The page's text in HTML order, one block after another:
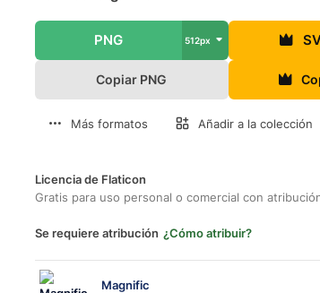
PNG 512px
Copiar PNG
Más formatos Añadir a la colección
Licencia de Flaticon
Gratis para uso personal o comercial con
Se requiere atribución ¿Cómo atribuir?
Magnific